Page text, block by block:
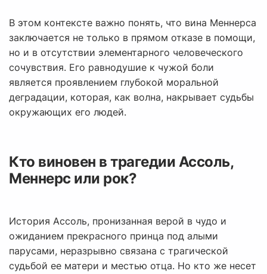
В этом контексте важно понять, что вина Меннерса
заключается не только в прямом отказе в помощи,
но и в отсутствии элементарного человеческого
сочувствия. Его равнодушие к чужой боли
является проявлением глубокой моральной
деградации, которая, как волна, накрывает судьбы
окружающих его людей.
Кто виновен в трагедии Ассоль,
Меннерс или рок?
История Ассоль, пронизанная верой в чудо и
ожиданием прекрасного принца под алыми
парусами, неразрывно связана с трагической
судьбой ее матери и местью отца. Но кто же несет